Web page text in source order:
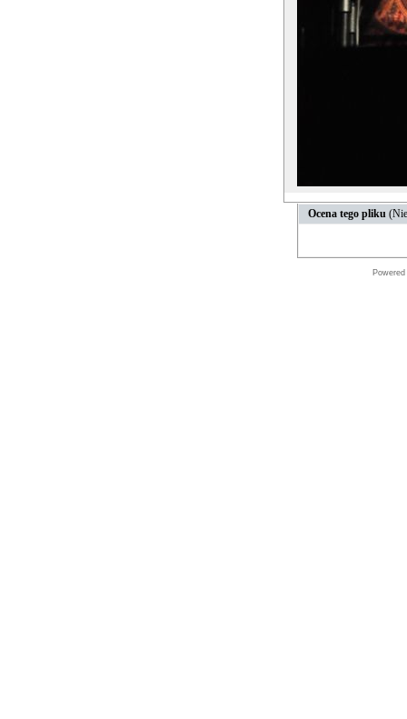
Ocena tego pliku